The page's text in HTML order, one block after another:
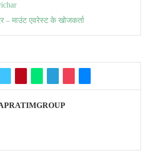
– माउंट एवरेस्ट के खोजकर्ता